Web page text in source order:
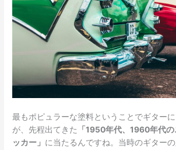
最もポピュラーな塗料ということでギター
が、先程出てきた
「1950年代、1960年代
ッカー」 に当たるんですね。当時のギターの